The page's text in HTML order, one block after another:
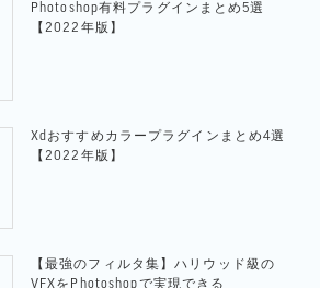
Photoshop有料プラグインまとめ5選
【2022年版】
Xdおすすめカラープラグインまとめ4選
【2022年版】
【最強のフィルタ集】ハリウッド級の
VFXをPhotoshopで実現できる